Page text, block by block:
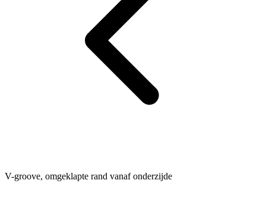
V-groove, omgeklapte rand vanaf onderzijde